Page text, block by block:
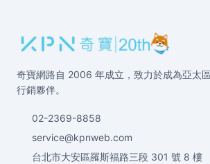
奇寶網路自 2006 年成立，致力於成為亞太
行銷夥伴。
02-2369-8858
service@kpnweb.com
台北市大安區羅斯福路三段 301 號 8 樓